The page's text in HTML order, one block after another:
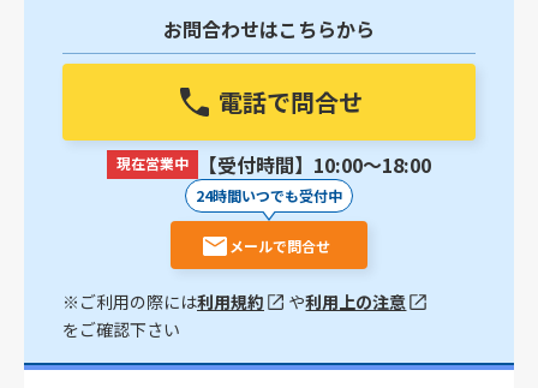
お問合わせはこちらから
電話で問合せ
現在営業中 【受付時間】10:00〜18:00
24時間いつでも受付中
メールで問合せ
※ご利用の際には利用規約 や利用上の注意
をご確認下さい